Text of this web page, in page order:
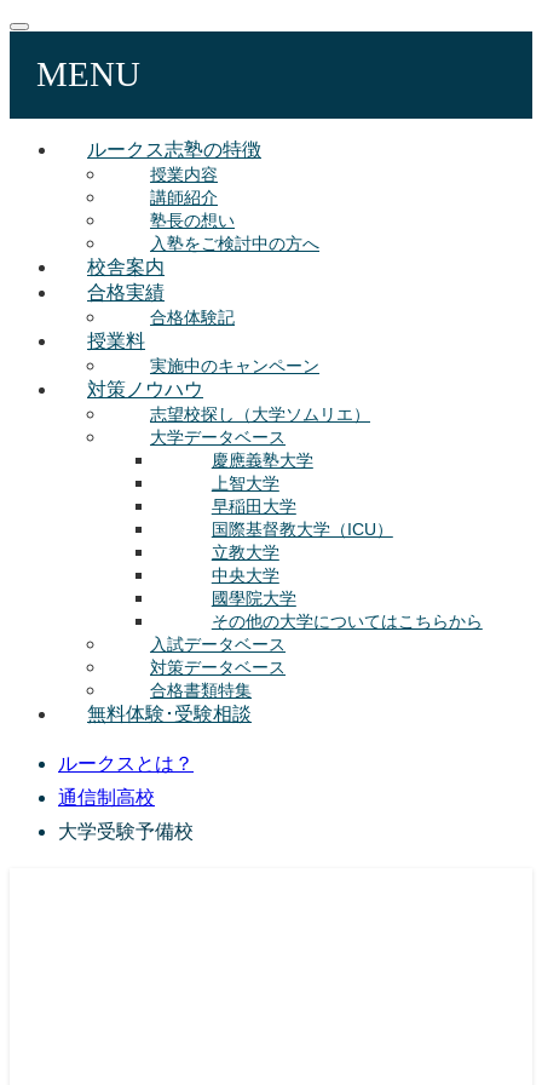
MENU
ルークス志塾の特徴
授業内容
講師紹介
塾長の想い
入塾をご検討中の方へ
校舎案内
合格実績
合格体験記
授業料
実施中のキャンペーン
対策ノウハウ
志望校探し（大学ソムリエ）
大学データベース
慶應義塾大学
上智大学
早稲田大学
国際基督教大学（ICU）
立教大学
中央大学
國學院大学
その他の大学についてはこちらから
入試データベース
対策データベース
合格書類特集
無料体験･受験相談
ルークスとは？
通信制高校
大学受験予備校